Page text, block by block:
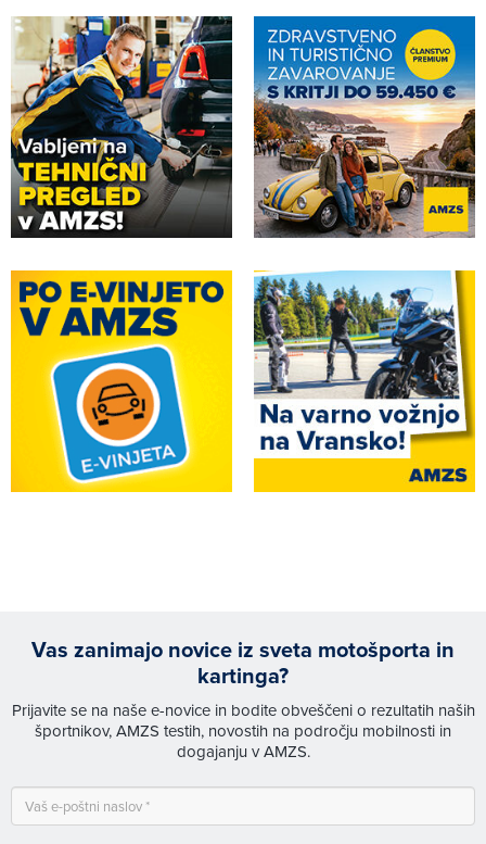
Vas zanimajo novice iz sveta motošporta in
kartinga?
Prijavite se na naše e-novice in bodite obveščeni o rezultatih naših
športnikov, AMZS testih, novostih na področju mobilnosti in
dogajanju v AMZS.